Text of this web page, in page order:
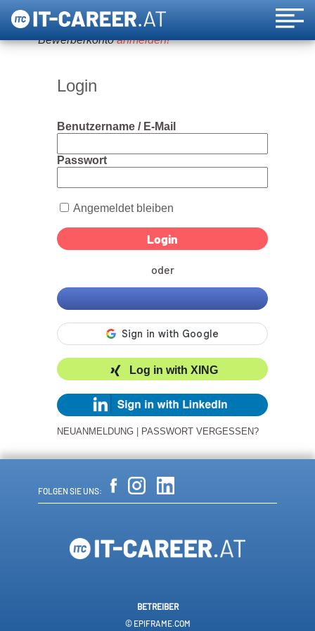
Um diese Funktion nutzen zu können, bitte ein
Bewerberkontoanmelden!
Login
Benutzername / E-Mail
Passwort
Angemeldet bleiben
oder
Log in with XING
NEUANMELDUNG PASSWORT VERGESSEN?
FOLGEN SIE UNS:
BETREIBER
© EPIFRAME.COM